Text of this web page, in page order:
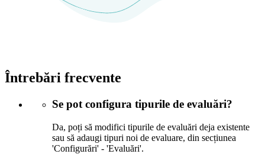
Întrebări frecvente
Se pot configura tipurile de evaluări?
Da, poți să modifici tipurile de evaluări deja existente
sau să adaugi tipuri noi de evaluare, din secțiunea
'Configurări' - 'Evaluări'.